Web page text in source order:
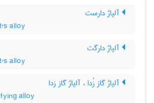
آلیاژ دارست
alloy
آلیاژ دارگت
alloy
آلیاژ گاز زُدا ، آلیاژ گاز زدا
alloy